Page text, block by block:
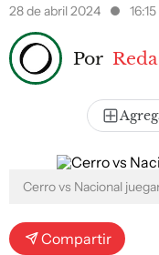
28 de abril 2024
Por
Cerro vs Nacional
Compartir